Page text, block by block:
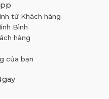
từ Khách hàng
Bình
hàng
của bạn